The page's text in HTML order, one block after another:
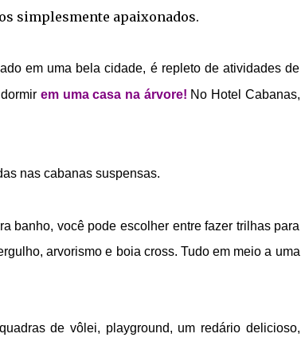
simplesmente apaixonados.
em uma bela cidade, é repleto de atividades de
em uma casa na árvore! No Hotel Cabanas,
nas cabanas suspensas.
banho, você pode escolher entre fazer trilhas para
arvorismo e boia cross. Tudo em meio a uma
de vôlei, playground, um redário delicioso,